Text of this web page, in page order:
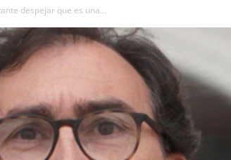
despejar que es una...